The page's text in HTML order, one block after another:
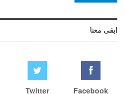
ابقى معنا
Facebook
Twitter